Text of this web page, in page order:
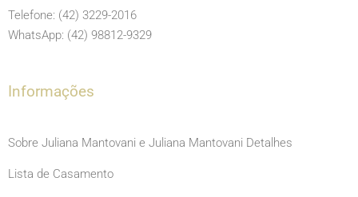
o
o
g
r
m
b
e
Telefone: (42) 3229-2016
WhatsApp: (42) 98812-9329
Informações
Sobre Juliana Mantovani e Juliana Mantovani Detalhes
Lista de Casamento